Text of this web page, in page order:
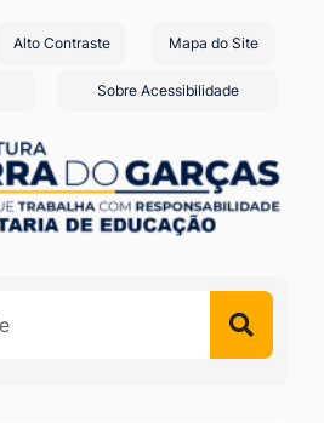
Alto Contraste Mapa do Site
Sobre Acessibilidade